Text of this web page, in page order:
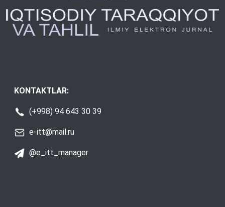
KONTAKTLAR:
(+998) 94 643 30 39
e-itt@mail.ru
@e_itt_manager